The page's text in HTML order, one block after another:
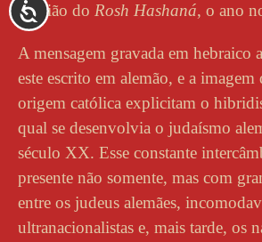
ACESSIBILIDADE
ocasião do Rosh Hashaná, o ano
A mensagem gravada em hebraico
este escrito em alemão, e a
origem católica explicitam o
qual se desenvolvia o judaísmo
século XX. Esse constante
presente não somente, mas com
entre os judeus alemães,
ultranacionalistas e, mais tarde, os